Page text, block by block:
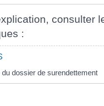
consulter
:
du dossier de surendettement